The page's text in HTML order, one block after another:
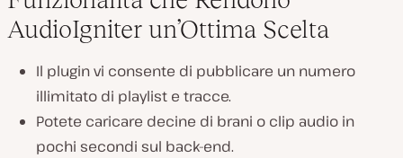
AudioIgniter un’Ottima Scelta
Il plugin vi consente di pubblicare un numero
illimitato di playlist e tracce.
Potete caricare decine di brani o clip audio in
pochi secondi sul back-end.